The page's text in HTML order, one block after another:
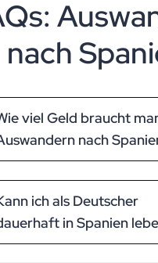
nach
viel Geld braucht
nach
ich als Deutscher
in Spanien